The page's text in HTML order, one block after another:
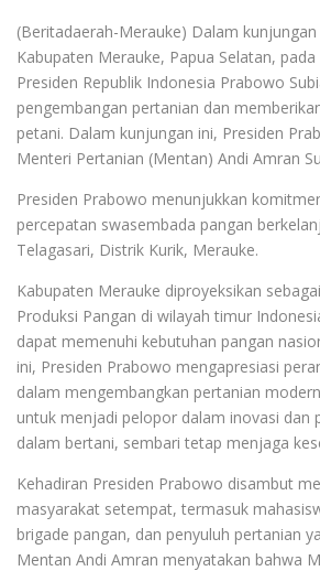
(Beritadaerah-Merauke) Dalam
Kabupaten Merauke, Papua Selatan,
Presiden Republik Indonesia Prabowo
pengembangan pertanian dan
petani. Dalam kunjungan ini, Presiden
Menteri Pertanian (Mentan) Andi Amran
Presiden Prabowo menunjukkan
percepatan swasembada pangan
Telagasari, Distrik Kurik, Merauke.
Kabupaten Merauke diproyeksikan
Produksi Pangan di wilayah timur
dapat memenuhi kebutuhan pangan
ini, Presiden Prabowo mengapresiasi
dalam mengembangkan pertanian
untuk menjadi pelopor dalam inovasi dan
dalam bertani, sembari tetap menjaga
Kehadiran Presiden Prabowo disambut
masyarakat setempat, termasuk
brigade pangan, dan penyuluh pertanian
Mentan Andi Amran menyatakan bahwa